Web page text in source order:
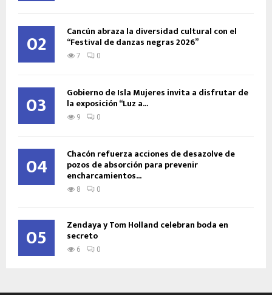
02 Cancún abraza la diversidad cultural con el
“Festival de danzas negras 2026”
7 0
03 Gobierno de Isla Mujeres invita a disfrutar de
la exposición “Luz a...
9 0
04 Chacón refuerza acciones de desazolve de
pozos de absorción para prevenir
encharcamientos...
8 0
05 Zendaya y Tom Holland celebran boda en
secreto
6 0